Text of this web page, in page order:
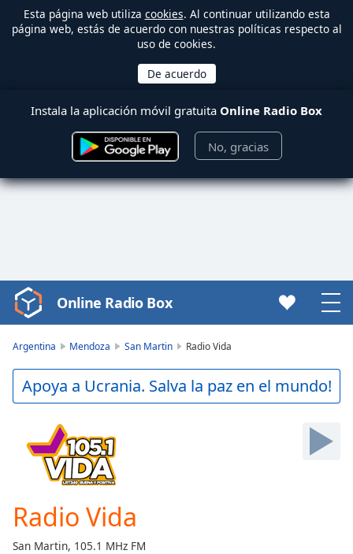
Esta página web utiliza cookies. Al continuar utilizando esta
página web, estás de acuerdo con nuestras políticas respecto al
uso de cookies.
Instala la aplicación móvil gratuita Online Radio Box
No, gracias
Video
Player
Play
Video
Backward
Skip
Current
Time0:00
Online Radio Box
Argentina Mendoza San Martin Radio Vida
Apoya a Ucrania. Salva la paz en el mundo!
Radio Vida
San Martin, 105.1 MHz FM